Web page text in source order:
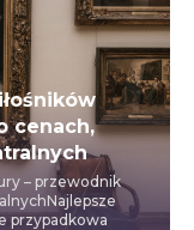
cenach,
– przewodnik
przypadkowa